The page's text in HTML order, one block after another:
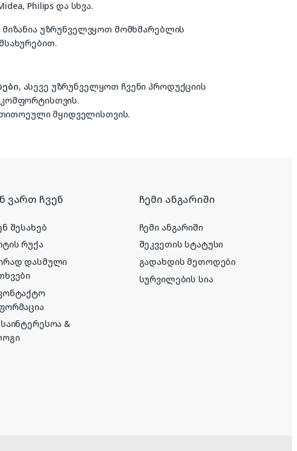
Philips და სხვა.
მიზანია უზრუნველვყოთ მომხმარებლის
, ასევე უზრუნველყოთ ჩვენი პროდუქციის
მყიდველისთვის.
ვართ ჩვენ
შესახებ
რუქა
დასმული
&
ჩემი ანგარიში
ჩემი ანგარიში
შეკვეთის სტატუსი
გადახდის მეთოდები
სურვილების სია